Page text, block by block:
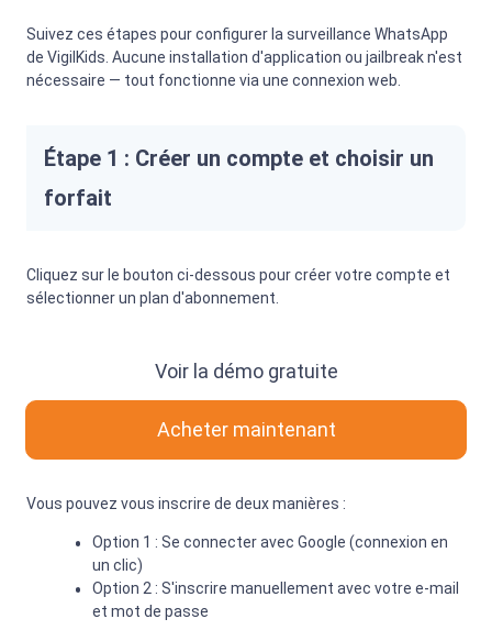
Suivez ces étapes pour configurer la surveillance WhatsApp
de VigilKids. Aucune installation d'application ou jailbreak n'est
nécessaire — tout fonctionne via une connexion web.
Étape 1 : Créer un compte et choisir un
forfait
Cliquez sur le bouton ci-dessous pour créer votre compte et
sélectionner un plan d'abonnement.
Voir la démo gratuite
Acheter maintenant
Vous pouvez vous inscrire de deux manières :
Option 1 : Se connecter avec Google (connexion en
un clic)
Option 2 : S'inscrire manuellement avec votre e-mail
et mot de passe